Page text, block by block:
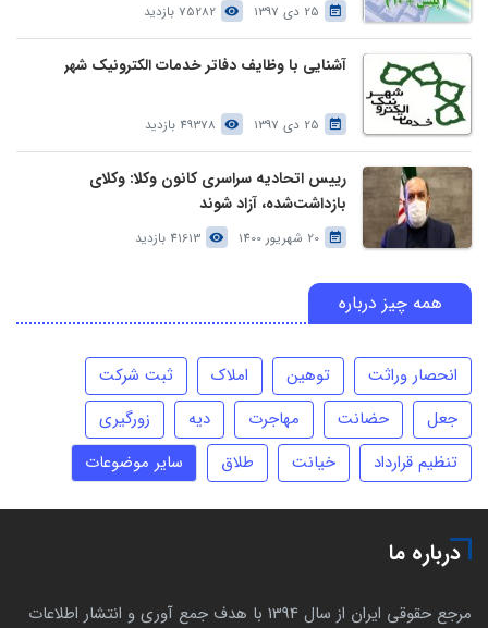
25 دی 1397 75282 بازدید
آشنایی با وظایف دفاتر خدمات الکترونیک شهر
25 دی 1397 49378 بازدید
رییس اتحادیه سراسری کانون وکلا: وکلای
بازداشت‌شده، آزاد شوند
20 شهریور 1400 41613 بازدید
همه چیز درباره
انحصار وراثت توهین املاک
ثبت شرکت
جعل
حضانت مهاجرت دیه
زورگیری
تنظیم قرارداد
خیانت طلاق سایر موضوعات
درباره ما
مرجع حقوقی ایران از سال 1394 با هدف جمع آوری و انتشار اطلاعات